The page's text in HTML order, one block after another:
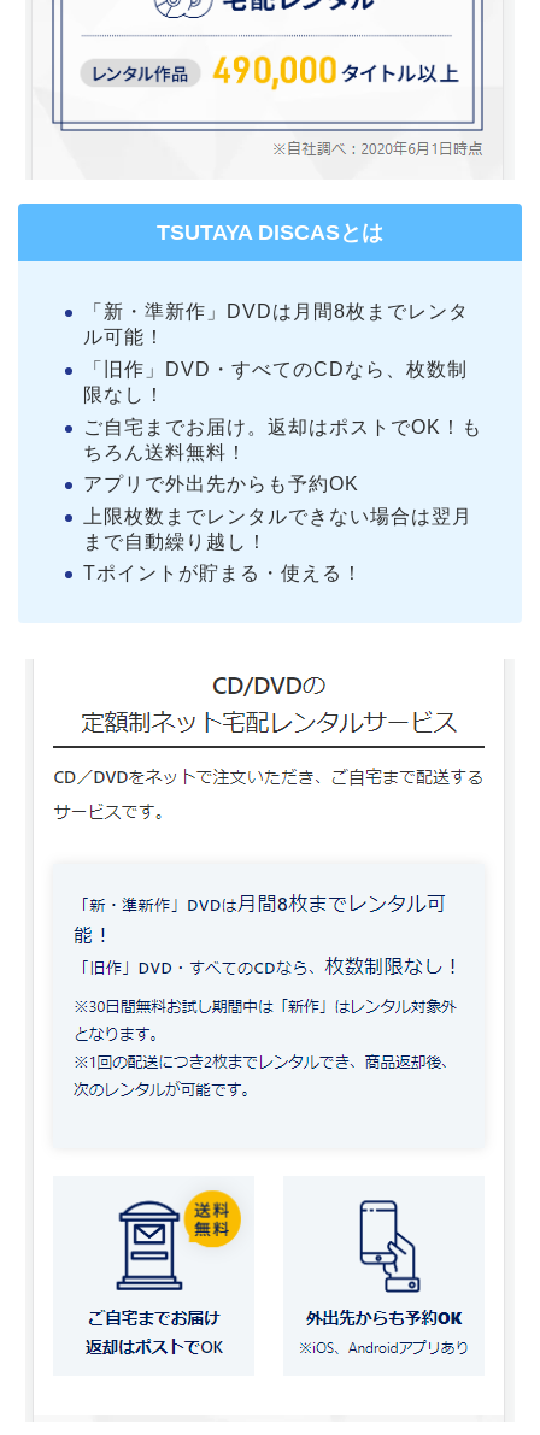
TSUTAYA DISCASとは
「新・準新作」DVDは月間8枚までレンタ
ル可能！
「旧作」DVD・すべてのCDなら、枚数制
限なし！
ご自宅までお届け。返却はポストでOK！も
ちろん送料無料！
アプリで外出先からも予約OK
上限枚数までレンタルできない場合は翌月
まで自動繰り越し！
Tポイントが貯まる・使える！